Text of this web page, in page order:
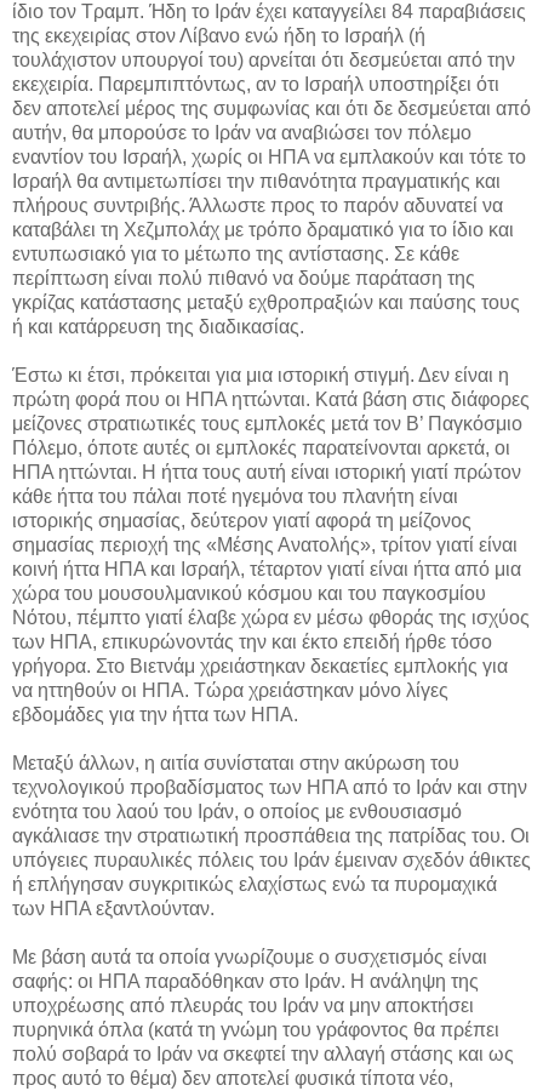
ίδιο τον Τραμπ. Ήδη το Ιράν έχει καταγγείλει 84 παραβιάσεις
της εκεχειρίας στον Λίβανο ενώ ήδη το Ισραήλ (ή
τουλάχιστον υπουργοί του) αρνείται ότι δεσμεύεται από την
εκεχειρία. Παρεμπιπτόντως, αν το Ισραήλ υποστηρίξει ότι
δεν αποτελεί μέρος της συμφωνίας και ότι δε δεσμεύεται από
αυτήν, θα μπορούσε το Ιράν να αναβιώσει τον πόλεμο
εναντίον του Ισραήλ, χωρίς οι ΗΠΑ να εμπλακούν και τότε το
Ισραήλ θα αντιμετωπίσει την πιθανότητα πραγματικής και
πλήρους συντριβής. Άλλωστε προς το παρόν αδυνατεί να
καταβάλει τη Χεζμπολάχ με τρόπο δραματικό για το ίδιο και
εντυπωσιακό για το μέτωπο της αντίστασης. Σε κάθε
περίπτωση είναι πολύ πιθανό να δούμε παράταση της
γκρίζας κατάστασης μεταξύ εχθροπραξιών και παύσης τους
ή και κατάρρευση της διαδικασίας.
Έστω κι έτσι, πρόκειται για μια ιστορική στιγμή. Δεν είναι η
πρώτη φορά που οι ΗΠΑ ηττώνται. Κατά βάση στις διάφορες
μείζονες στρατιωτικές τους εμπλοκές μετά τον Β’ Παγκόσμιο
Πόλεμο, όποτε αυτές οι εμπλοκές παρατείνονται αρκετά, οι
ΗΠΑ ηττώνται. Η ήττα τους αυτή είναι ιστορική γιατί πρώτον
κάθε ήττα του πάλαι ποτέ ηγεμόνα του πλανήτη είναι
ιστορικής σημασίας, δεύτερον γιατί αφορά τη μείζονος
σημασίας περιοχή της «Μέσης Ανατολής», τρίτον γιατί είναι
κοινή ήττα ΗΠΑ και Ισραήλ, τέταρτον γιατί είναι ήττα από μια
χώρα του μουσουλμανικού κόσμου και του παγκοσμίου
Νότου, πέμπτο γιατί έλαβε χώρα εν μέσω φθοράς της ισχύος
των ΗΠΑ, επικυρώνοντάς την και έκτο επειδή ήρθε τόσο
γρήγορα. Στο Βιετνάμ χρειάστηκαν δεκαετίες εμπλοκής για
να ηττηθούν οι ΗΠΑ. Τώρα χρειάστηκαν μόνο λίγες
εβδομάδες για την ήττα των ΗΠΑ.
Μεταξύ άλλων, η αιτία συνίσταται στην ακύρωση του
τεχνολογικού προβαδίσματος των ΗΠΑ από το Ιράν και στην
ενότητα του λαού του Ιράν, ο οποίος με ενθουσιασμό
αγκάλιασε την στρατιωτική προσπάθεια της πατρίδας του. Οι
υπόγειες πυραυλικές πόλεις του Ιράν έμειναν σχεδόν άθικτες
ή επλήγησαν συγκριτικώς ελαχίστως ενώ τα πυρομαχικά
των ΗΠΑ εξαντλούνταν.
Με βάση αυτά τα οποία γνωρίζουμε ο συσχετισμός είναι
σαφής: οι ΗΠΑ παραδόθηκαν στο Ιράν. Η ανάληψη της
υποχρέωσης από πλευράς του Ιράν να μην αποκτήσει
πυρηνικά όπλα (κατά τη γνώμη του γράφοντος θα πρέπει
πολύ σοβαρά το Ιράν να σκεφτεί την αλλαγή στάσης και ως
προς αυτό το θέμα) δεν αποτελεί φυσικά τίποτα νέο,